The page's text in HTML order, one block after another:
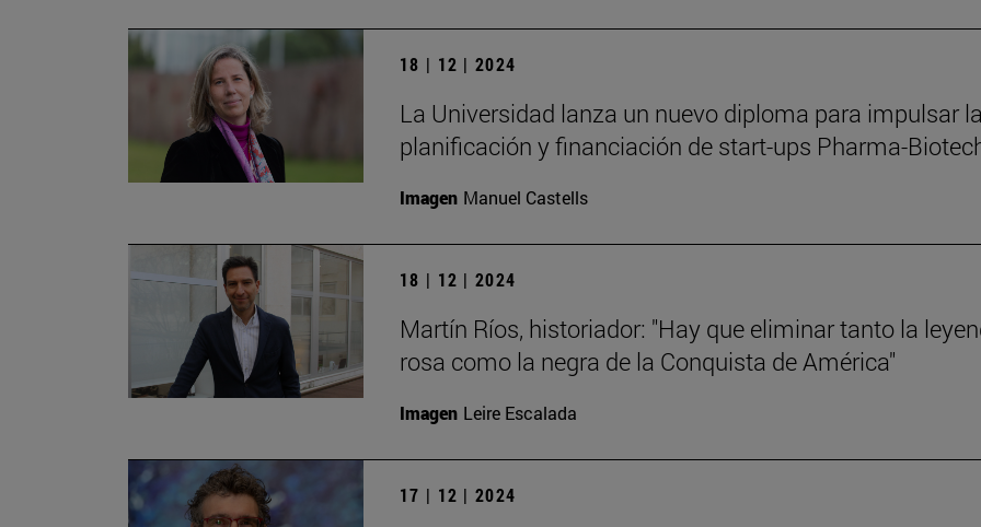
18 | 12 | 2024
La Universidad lanza un nuevo diploma para impulsar la
planificación y financiación de start-ups Pharma-
Imagen Manuel Castells
18 | 12 | 2024
Martín Ríos, historiador: "Hay que eliminar tanto la
rosa como la negra de la Conquista de América"
Imagen Leire Escalada
17 | 12 | 2024